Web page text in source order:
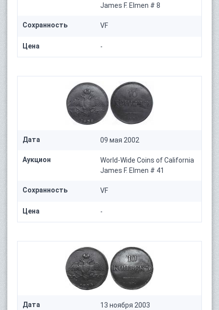
James F. Elmen # 8
Сохранность VF
Цена -
Дата 09 мая 2002
Аукцион
World-Wide Coins of California
James F. Elmen # 41
Сохранность VF
Цена -
Дата 13 ноября 2003